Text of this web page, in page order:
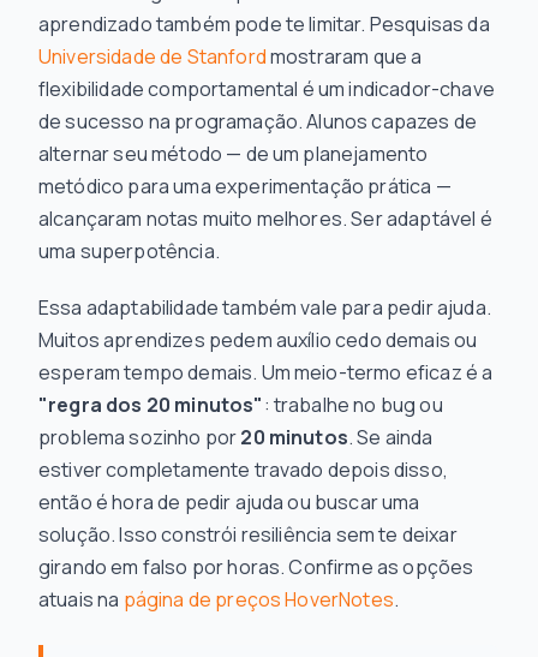
aprendizado também pode te limitar. Pesquisas da
Universidade de Stanfordmostraram que a
flexibilidade comportamental é um indicador-chave
de sucesso na programação. Alunos capazes de
alternar seu método — de um planejamento
metódico para uma experimentação prática —
alcançaram notas muito melhores. Ser adaptável é
uma superpotência.
Essa adaptabilidade também vale para pedir ajuda.
Muitos aprendizes pedem auxílio cedo demais ou
esperam tempo demais. Um meio-termo eficaz é a
"regra dos 20 minutos": trabalhe no bug ou
problema sozinho por20 minutos. Se ainda
estiver completamente travado depois disso,
entãoé hora de pedir ajuda ou buscar uma
solução. Isso constrói resiliência sem te deixar
girando em falso por horas. Confirme as opções
atuais na página de preços HoverNotes.